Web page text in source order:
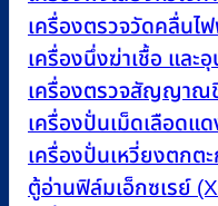
เครื่องตรวจวัดคลื่นไ
เครื่องนึ่งฆ่าเชื้อ และ
เครื่องตรวจสัญญาณ
เครื่องปั่นเม็ดเลือดแด
เครื่องปั่นเหวี่ยงตกต
ตู้อ่านฟิล์มเอ็กซเรย์